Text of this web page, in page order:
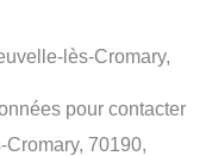
lès-Cromary,
pour contacter
70190,